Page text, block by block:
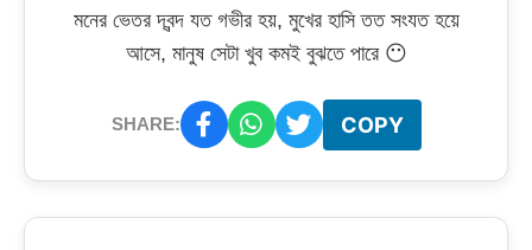
মনের ভেতর দ্বন্দ যত গভীর হয়, মুখের হাসি তত সংযত হয়ে
আসে, মানুষ সেটা খুব কমই বুঝতে পারে 😶
SHARE: COPY